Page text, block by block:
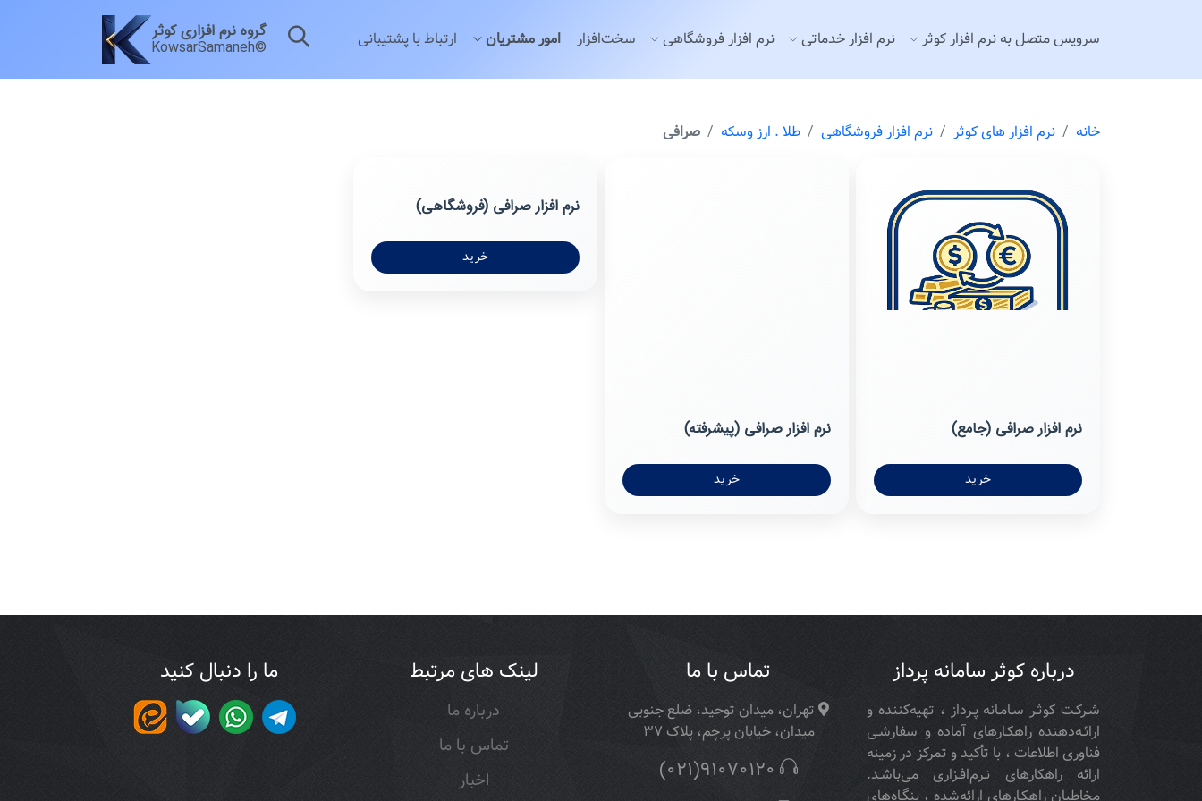
سرويس متصل به نرم افزار كوثر نرم افزار خدماتی نرم افزار فروشگاهی سخت‌افزار امور مشتریان ارتباط با پشتیبانی گروه نرم افزاری کوثر
KowsarSamaneh©
خانه نرم افزار های كوثر نرم افزار فروشگاهی طلا . ارز وسكه صرافی
نرم افزار صرافی (جامع)
خرید
نرم افزار صرافی (پیشرفته)
خرید
نرم افزار صرافی (فروشگاهی)
خرید
درباره کوثر سامانه پرداز
شـركـت كوثـر سـامـانه پـرداز ، تهیه‌كننده و
ارائـه‌دهنده راهكـارهای آماده و سفارشـی
فناوری اطلاعات ، با تأكید و تمركز در زمینه
ارائه راهکارهای نـرم‌افـزاری می‌باشـد.
مخاطبان راهكـارهای ارائه‌شده ، بنگـاه‌های
تماس با ما
تهران، میدان توحید، ضلع جنوبی
میدان، خیابان پرچم، پلاک 37
(021)91070120
لینک های مرتبط
درباره ما
تماس با ما
اخبار
ما را دنبال کنید